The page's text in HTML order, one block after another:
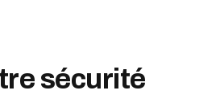
sécurité